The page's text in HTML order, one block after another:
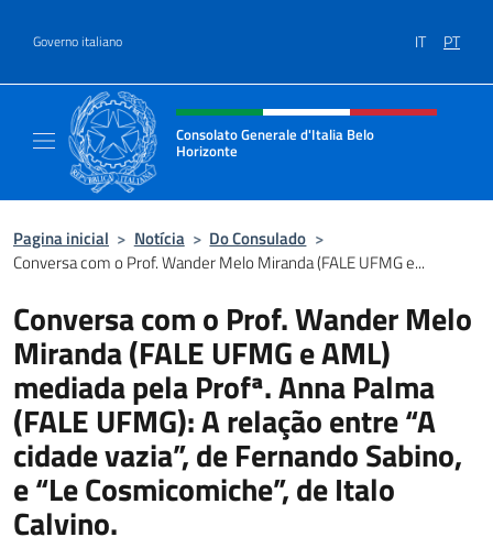
Governo italiano IT PT
Site, social e cabeçalho do menu
Consolato Generale d'Italia Belo
Horizonte
Pagina inicial > Notícia > Do Consulado >
Conversa com o Prof. Wander Melo Miranda (FALE UFMG e...
Conversa com o Prof. Wander Melo
Miranda (FALE UFMG e AML)
mediada pela Profª. Anna Palma
(FALE UFMG): A relação entre “A
cidade vazia”, de Fernando Sabino,
e “Le Cosmicomiche”, de Italo
Calvino.